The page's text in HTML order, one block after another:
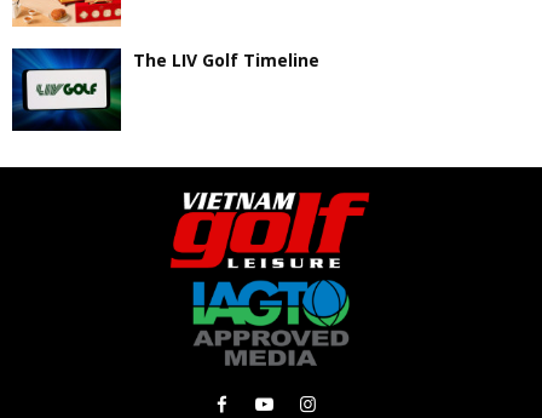
The LIV Golf Timeline